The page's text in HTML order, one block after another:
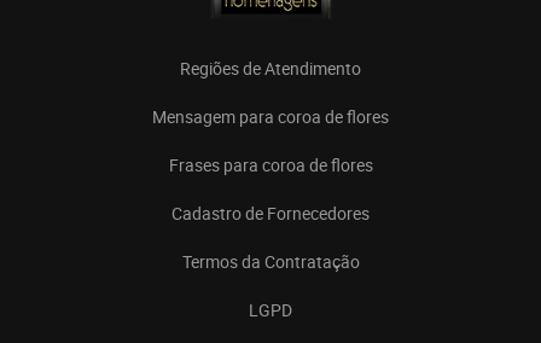
Regiões de Atendimento
Mensagem para coroa de flores
Frases para coroa de flores
Cadastro de Fornecedores
Termos da Contratação
LGPD